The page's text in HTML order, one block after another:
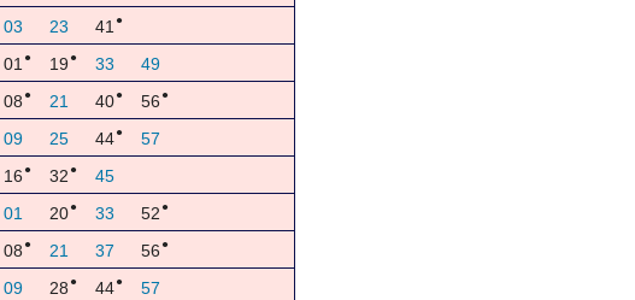
03 23 41 ●
01 ● 19● 33
49
08 ● 21 40● 56 ●
09 25 44●
57
16 ● 32 ●
45
01 20● 33 52 ●
08 ● 21 37 56 ●
09 28 ● 44●
57